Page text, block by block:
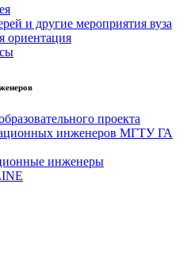
и другие мероприятия вуза
ориентация
проекта
инженеров МГТУ ГА
инженеры